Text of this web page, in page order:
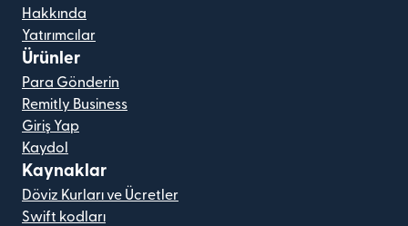
Hakkında
Yatırımcılar
Ürünler
Para Gönderin
Remitly Business
Giriş Yap
Kaydol
Kaynaklar
Döviz Kurları ve Ücretler
Swift kodları